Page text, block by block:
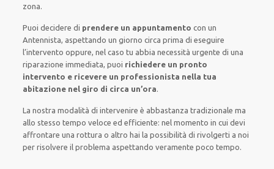
zona.
Puoi decidere di prendere un appuntamento con un
Antennista, aspettandoun giorno circa prima dieseguire
l’intervento oppure, nel caso tu abbia necessità urgente di una
riparazione immediata, puoi richiedere un pronto
intervento e ricevere un professionista nella tua
abitazione nel giro di circa un’ora.
La nostra modalità di intervenire è abbastanza tradizionale ma
allo stesso tempo veloce ed efficiente: nel momento in cuidevi
affrontareuna rottura o altro hai la possibilità di rivolgerti a noi
perrisolvere ilproblema aspettando veramente poco tempo.